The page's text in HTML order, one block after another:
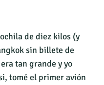
de diez kilos (y
sin billete de
tan grande y yo
tomé el primer avión